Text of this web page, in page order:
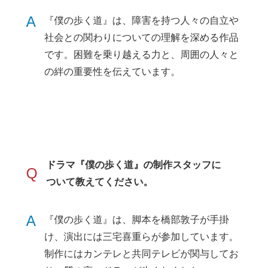
A
『僕の歩く道』は、障害を持つ人々の自立や
社会との関わりについての理解を深める作品
です。困難を乗り越える力と、周囲の人々と
の絆の重要性を伝えています。
Q
ドラマ『僕の歩く道』の制作スタッフに
ついて教えてください。
A
『僕の歩く道』は、脚本を橋部敦子が手掛
け、演出には三宅喜重らが参加しています。
制作にはカンテレと共同テレビが関与してお